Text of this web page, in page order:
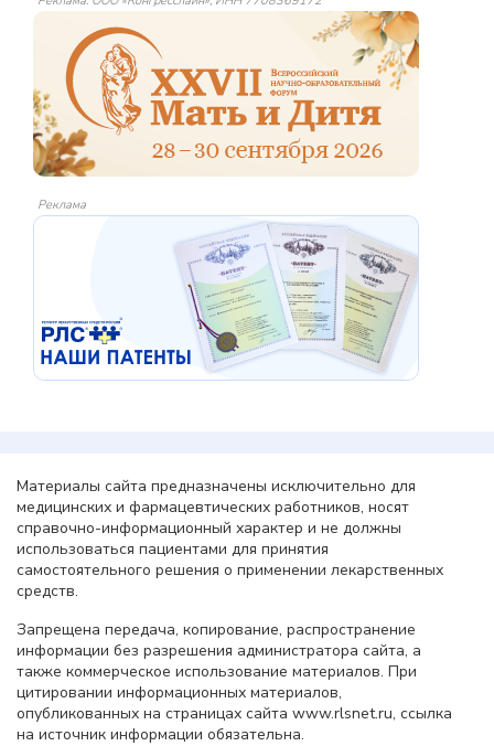
Реклама
Материалы сайта предназначены исключительно для
медицинских и фармацевтических работников, носят
справочно-информационный характер и не должны
использоваться пациентами для принятия
самостоятельного решения о применении лекарственных
средств.
Запрещена передача, копирование, распространение
информации без разрешения администратора сайта, а
также коммерческое использование материалов. При
цитировании информационных материалов,
опубликованных на страницах сайта www.rlsnet.ru, ссылка
на источник информации обязательна.